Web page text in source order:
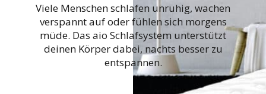
Viele Menschen schlafen unruhig, wachen
verspannt auf oder fühlen sich morgens
müde. Das aio Schlafsystem unterstützt
deinen Körper dabei, nachts besser zu
entspannen.